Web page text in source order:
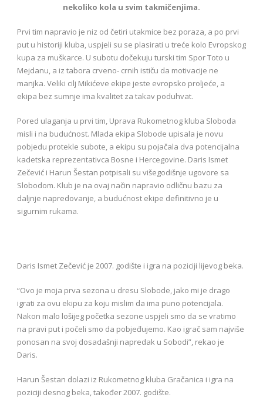
nekoliko kola u svim takmičenjima.
Prvi tim napravio je niz od četiri utakmice bez poraza, a po prvi
put u historiji kluba, uspjeli su se plasirati u treće kolo Evropskog
kupa za muškarce. U subotu dočekuju turski tim Spor Toto u
Mejdanu, a iz tabora crveno- crnih ističu da motivacije ne
manjka. Veliki cilj Mikićeve ekipe jeste evropsko proljeće, a
ekipa bez sumnje ima kvalitet za takav poduhvat.
Pored ulaganja u prvi tim, Uprava Rukometnog kluba Sloboda
misli i na budućnost. Mlada ekipa Slobode upisala je novu
pobjedu protekle subote, a ekipu su pojačala dva potencijalna
kadetska reprezentativca Bosne i Hercegovine. Daris Ismet
Zečević i Harun Šestan potpisali su višegodišnje ugovore sa
Slobodom. Klub je na ovaj način napravio odličnu bazu za
daljnje napredovanje, a budućnost ekipe definitivno je u
sigurnim rukama.
Daris Ismet Zečević je 2007. godište i igra na poziciji lijevog beka.
“Ovo je moja prva sezona u dresu Slobode, jako mi je drago
igrati za ovu ekipu za koju mislim da ima puno potencijala.
Nakon malo lošijeg početka sezone uspjeli smo da se vratimo
na pravi put i počeli smo da pobjeđujemo. Kao igrač sam najviše
ponosan na svoj dosadašnji napredak u Sobodi”, rekao je
Daris.
Harun Šestan dolazi iz Rukometnog kluba Gračanica i igra na
poziciji desnog beka, također 2007. godište.